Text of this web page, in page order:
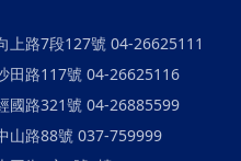
上路7段127號 04-26625111
田路117號 04-26625116
國路321號 04-26885599
山路88號 037-759999